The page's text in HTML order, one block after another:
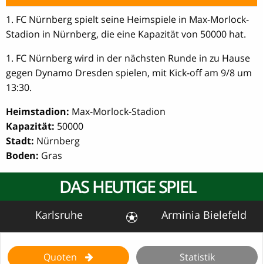
1. FC Nürnberg spielt seine Heimspiele in Max-Morlock-
Stadion in Nürnberg, die eine Kapazität von 50000 hat.
1. FC Nürnberg wird in der nächsten Runde in zu Hause
gegen Dynamo Dresden spielen, mit Kick-off am 9/8 um
13:30.
Heimstadion: Max-Morlock-Stadion
Kapazität: 50000
Stadt: Nürnberg
Boden: Gras
DAS HEUTIGE SPIEL
Karlsruhe Arminia Bielefeld
Quoten Statistik